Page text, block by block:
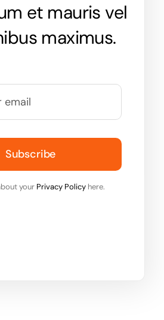
et mauris vel
maximus.
Subscribe
your Privacy Policy here.